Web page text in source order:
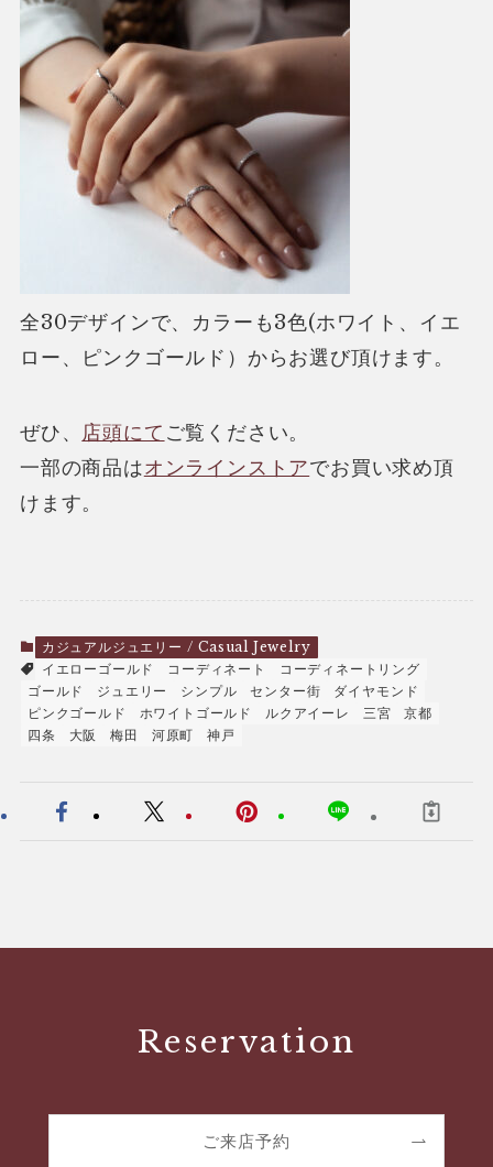
全30デザインで、カラーも3色(ホワイト、イエ
ロー、ピンクゴールド）からお選び頂けます。
ぜひ、 店頭にて ご覧ください。
一部の商品はオンラインストアでお買い求め頂
けます。
カジュアルジュエリー / Casual Jewelry
イエローゴールド
コーディネート
コーディネートリング
ゴールド
ジュエリー シンプル センター街
ダイヤモンド
ピンクゴールド
ホワイトゴールド ルクアイーレ 三宮
京都
四条
大阪 梅田 河原町 神戸
Reservation
ご来店予約